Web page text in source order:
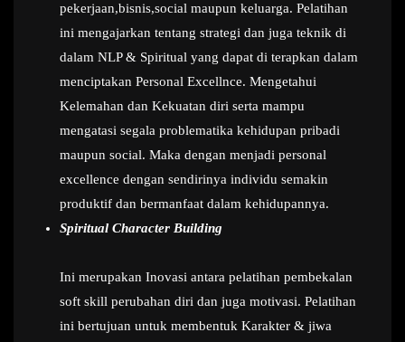
pekerjaan,bisnis,social maupun keluarga. Pelatihan
ini mengajarkan tentang strategi dan juga teknik di
dalam NLP & Spiritual yang dapat di terapkan dalam
menciptakan Personal Excellnce. Mengetahui
Kelemahan dan Kekuatan diri serta mampu
mengatasi segala problematika kehidupan pribadi
maupun social. Maka dengan menjadi personal
excellence dengan sendirinya individu semakin
produktif dan bermanfaat dalam kehidupannya.
Spiritual Character Building
Ini merupakan Inovasi antara pelatihan pembekalan
soft skill perubahan diri dan juga motivasi. Pelatihan
ini bertujuan untuk membentuk Karakter & jiwa